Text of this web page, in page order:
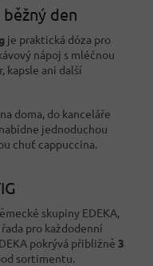
den
je praktická dóza pro
nápoj s mléčnou
kapsle ani další
na doma, do kanceláře
jednoduchou
chuť cappuccina.
skupiny EDEKA,
pro každodenní
pokrývá přibližně 3
sortimentu.